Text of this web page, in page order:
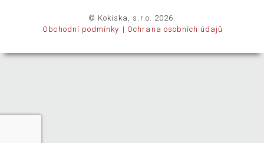
© Kokiska, s.r.o. 2026.
Obchodní podmínky
Ochrana osobních údajů